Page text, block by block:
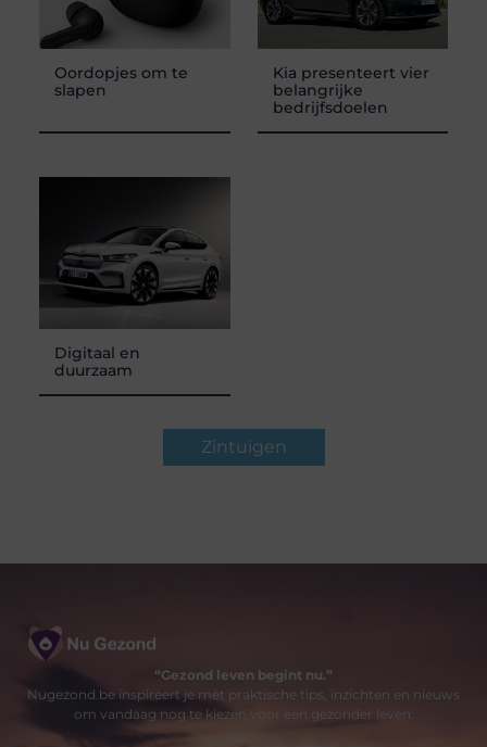
Oordopjes om te
slapen
Kia presenteert vier
belangrijke
bedrijfsdoelen
Digitaal en
duurzaam
Zintuigen
“Gezond leven begint nu.”
Nugezond.be inspireert je met praktische tips, inzichten en nieuws
om vandaag nog te kiezen voor een gezonder leven.